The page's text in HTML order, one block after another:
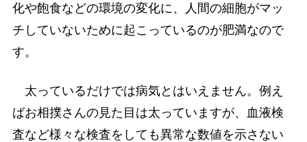
化や飽食などの環境の変化に、人間の細胞がマッ
チしていないために起こっているのが肥満なので
す。
太っているだけでは病気とはいえません。例え
ばお相撲さんの見た目は太っていますが、血液検
査など様々な検査をしても異常な数値を示さない